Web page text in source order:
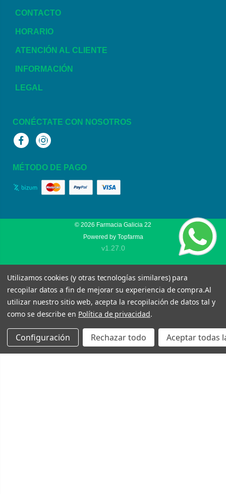
CONTACTO
HORARIO
ATENCIÓN AL CLIENTE
INFORMACIÓN
LEGAL
CONÉCTATE CON NOSOTROS
FacebookInstagram
MÉTODO DE PAGO
© 2026 Farmacia Galicia 22
Powered by Topfarma
v1.27.0
Utilizamos cookies (y otras tecnologías similares) para
recopilar datos a fin de mejorar su experiencia de compra.Al
utilizar nuestro sitio web, acepta la recopilación de datos tal y
como se describe en Política de privacidad.
Configuración Rechazar todo Aceptar todas